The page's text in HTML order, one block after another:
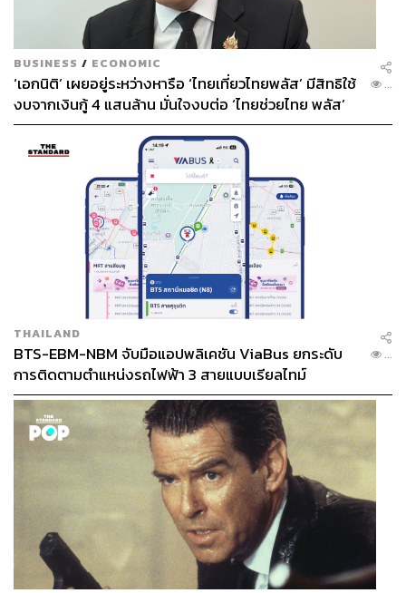
BUSINESS / ECONOMIC
‘เอกนิติ’ เผยอยู่ระหว่างหารือ ‘ไทยเที่ยวไทยพลัส’ มีสิทธิใช้
งบจากเงินกู้ 4 แสนล้าน มั่นใจงบต่อ ‘ไทยช่วยไทย พลัส’
เฟส 2 มีเพียงพอ
...
THAILAND
BTS-EBM-NBM จับมือแอปพลิเคชัน ViaBus ยกระดับ
การติดตามตำแหน่งรถไฟฟ้า 3 สายแบบเรียลไทม์
...